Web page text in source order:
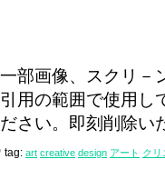
部画像、スクリ－
用の範囲で使用し
さい。即刻削除い
tag: art creative design アート クリ